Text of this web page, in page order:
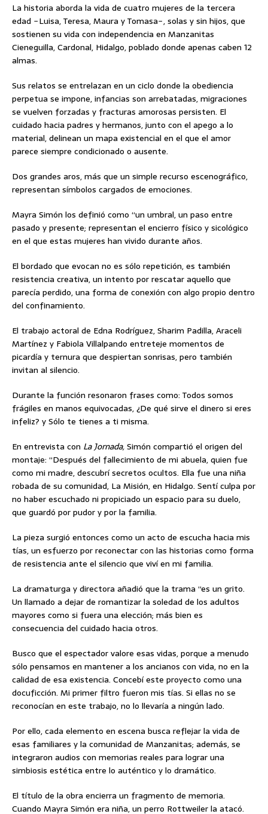
La historia aborda la vida de cuatro mujeres de la tercera
edad −Luisa, Teresa, Maura y Tomasa−, solas y sin hijos, que
sostienen su vida con independencia en Manzanitas
Cieneguilla, Cardonal, Hidalgo, poblado donde apenas caben 12
almas.
Sus relatos se entrelazan en un ciclo donde la obediencia
perpetua se impone, infancias son arrebatadas, migraciones
se vuelven forzadas y fracturas amorosas persisten. El
cuidado hacia padres y hermanos, junto con el apego a lo
material, delinean un mapa existencial en el que el amor
parece siempre condicionado o ausente.
Dos grandes aros, más que un simple recurso escenográfico,
representan símbolos cargados de emociones.
Mayra Simón los definió como “un umbral, un paso entre
pasado y presente; representan el encierro físico y sicológico
en el que estas mujeres han vivido durante años.
El bordado que evocan no es sólo repetición, es también
resistencia creativa, un intento por rescatar aquello que
parecía perdido, una forma de conexión con algo propio dentro
del confinamiento.
El trabajo actoral de Edna Rodríguez, Sharim Padilla, Araceli
Martínez y Fabiola Villalpando entreteje momentos de
picardía y ternura que despiertan sonrisas, pero también
invitan al silencio.
Durante la función resonaron frases como: Todos somos
frágiles en manos equivocadas, ¿De qué sirve el dinero si eres
infeliz? y Sólo te tienes a ti misma.
En entrevista con La Jornada,Simón compartió el origen del
montaje: “Después del fallecimiento de mi abuela, quien fue
como mi madre, descubrí secretos ocultos. Ella fue una niña
robada de su comunidad, La Misión, en Hidalgo. Sentí culpa por
no haber escuchado ni propiciado un espacio para su duelo,
que guardó por pudor y por la familia.
La pieza surgió entonces como un acto de escucha hacia mis
tías, un esfuerzo por reconectar con las historias como forma
de resistencia ante el silencio que viví en mi familia.
La dramaturga y directora añadió que la trama “es un grito.
Un llamado a dejar de romantizar la soledad de los adultos
mayores como si fuera una elección; más bien es
consecuencia del cuidado hacia otros.
Busco que el espectador valore esas vidas, porque a menudo
sólo pensamos en mantener a los ancianos con vida, no en la
calidad de esa existencia. Concebí este proyecto como una
docuficción. Mi primer filtro fueron mis tías. Si ellas no se
reconocían en este trabajo, no lo llevaría a ningún lado.
Por ello, cada elemento en escena busca reflejar la vida de
esas familiares y la comunidad de Manzanitas; además, se
integraron audios con memorias reales para lograr una
simbiosis estética entre lo auténtico y lo dramático.
El título de la obra encierra un fragmento de memoria.
Cuando Mayra Simón era niña, un perro Rottweiler la atacó.